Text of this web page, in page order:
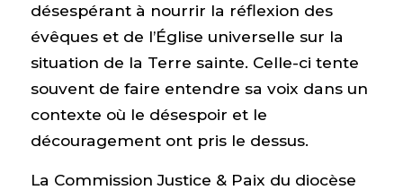
désespérant à nourrir la réflexion des
évêques et de l’Église universelle sur la
situation de la Terre sainte. Celle-ci tente
souvent de faire entendre sa voix dans un
contexte où le désespoir et le
découragement ont pris le dessus.
La Commission Justice & Paix du diocèse